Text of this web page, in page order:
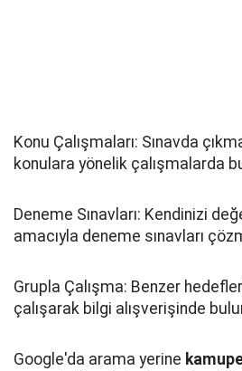
Konu Çalışmaları: Sınavda
konulara yönelik çalışmalarda
Deneme Sınavları: Kendinizi
amacıyla deneme sınavları
Grupla Çalışma: Benzer
çalışarak bilgi alışverişinde
Google'da arama yerine